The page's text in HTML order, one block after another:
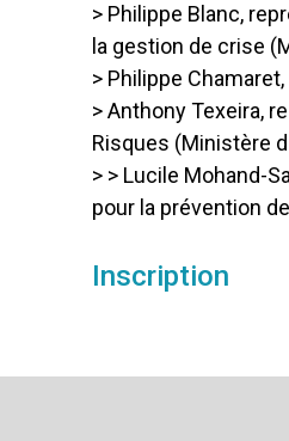
> Philippe Blanc,
la gestion de crise
> Philippe
> Anthony Texeira,
Risques (Ministère
> > Lucile Mohand-
pour la prévention
Inscription